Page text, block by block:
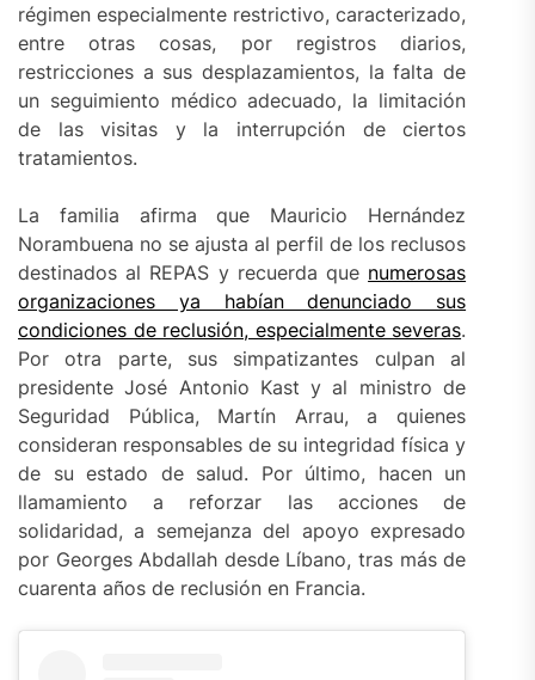
régimen especialmente restrictivo, caracterizado,
entre otras cosas, por registros diarios,
restricciones a sus desplazamientos, la falta de
un seguimiento médico adecuado, la limitación
de las visitas y la interrupción de ciertos
tratamientos.
La familia afirma que Mauricio Hernández
Norambuena no se ajusta al perfil de los reclusos
destinados al REPAS y recuerda que numerosas
organizaciones ya habían denunciado sus
condiciones de reclusión, especialmente severas.
Por otra parte, sus simpatizantes culpan al
presidente José Antonio Kast y al ministro de
Seguridad Pública, Martín Arrau, a quienes
consideran responsables de su integridad física y
de su estado de salud. Por último, hacen un
llamamiento a reforzar las acciones de
solidaridad, a semejanza del apoyo expresado
por Georges Abdallah desde Líbano, tras más de
cuarenta años de reclusión en Francia.